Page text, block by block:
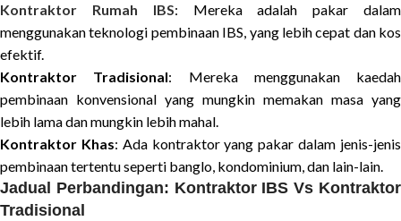
Kontraktor Rumah IBS: Mereka adalah pakar dalam
menggunakan teknologi pembinaan IBS, yang lebih cepat dan kos
efektif.
Kontraktor Tradisional: Mereka menggunakan kaedah
pembinaan konvensional yang mungkin memakan masa yang
lebih lama dan mungkin lebih mahal.
Kontraktor Khas: Ada kontraktor yang pakar dalam jenis-jenis
pembinaan tertentu seperti banglo, kondominium, dan lain-lain.
Jadual Perbandingan: Kontraktor IBS Vs Kontraktor
Tradisional